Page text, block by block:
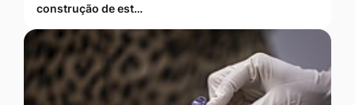
construção de est…